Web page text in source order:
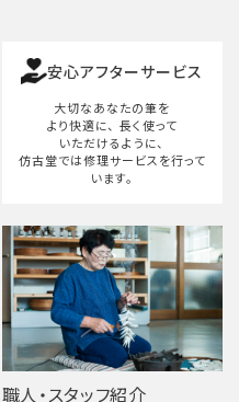
安心アフターサービス
大切なあなたの筆を
より快適に、 長く使って
いただけるように、
仿古堂では修理サービスを行って
います。
職人・スタッフ紹介